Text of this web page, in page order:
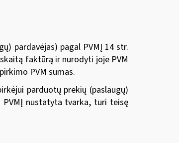
pardavėjas) pagal PVMĮ 14 str.
faktūrą ir nurodyti joje PVM
PVM sumas.
parduotų prekių (paslaugų)
PVMĮ nustatyta tvarka, turi teisę